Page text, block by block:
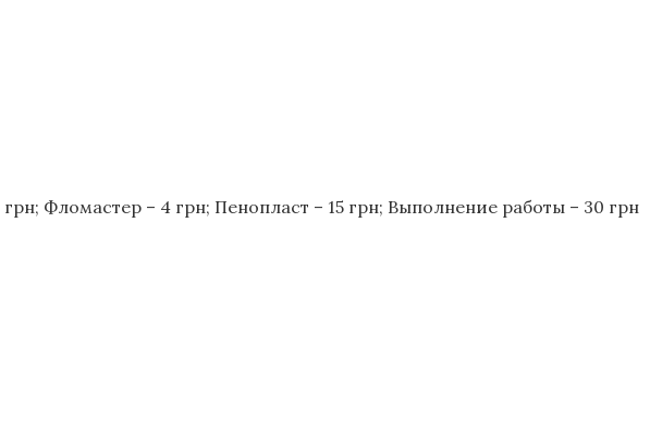
Фломастер – 4 грн; Пенопласт – 15 грн; Выполнение работы – 30 грн